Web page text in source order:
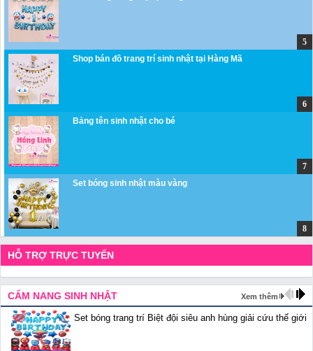
Shop bán đồ trang trí sinh nhật tại Hàng Mã
Bảng tên sinh nhật cho bé
Set bóng sinh nhật màu vàng
HỖ TRỢ TRỰC TUYẾN
CẨM NANG SINH NHẬT Xem thêm
Set bóng trang trí Biệt đội siêu anh hùng giải cứu thế giới